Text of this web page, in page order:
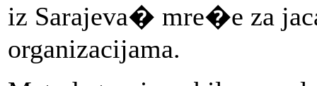
iz Sarajeva� mre�e za
organizacijama.